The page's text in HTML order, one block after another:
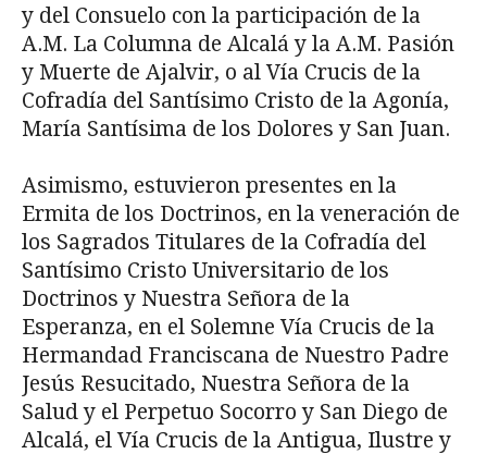
y del Consuelo con la participación de la
A.M. La Columna de Alcalá y la A.M. Pasión
y Muerte de Ajalvir, o al Vía Crucis de la
Cofradía del Santísimo Cristo de la Agonía,
María Santísima de los Dolores y San Juan.
Asimismo, estuvieron presentes en la
Ermita de los Doctrinos, en la veneración de
los Sagrados Titulares de la Cofradía del
Santísimo Cristo Universitario de los
Doctrinos y Nuestra Señora de la
Esperanza, en el Solemne Vía Crucis de la
Hermandad Franciscana de Nuestro Padre
Jesús Resucitado, Nuestra Señora de la
Salud y el Perpetuo Socorro y San Diego de
Alcalá, el Vía Crucis de la Antigua, Ilustre y